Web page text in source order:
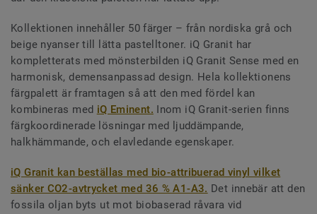
Kollektionen innehåller 50 färger – från nordiska grå och
beige nyanser till lätta pastelltoner. iQ Granit har
kompletterats med mönsterbilden iQ Granit Sense med en
harmonisk, demensanpassad design. Hela kollektionens
färgpalett är framtagen så att den med fördel kan
kombineras med iQ Eminent. Inom iQ Granit-serien finns
färgkoordinerade lösningar med ljuddämpande,
halkhämmande, och elavledande egenskaper.
iQ Granit kan beställas med bio-attribuerad vinyl vilket
sänker CO2-avtrycket med 36 % A1-A3. Det innebär att den
fossila oljan byts ut mot biobaserad råvara vid